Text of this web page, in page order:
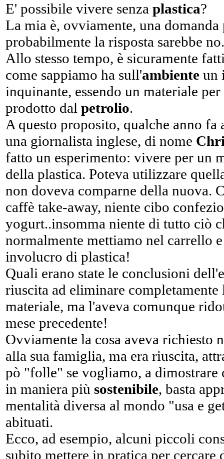
E' possibile vivere senza plastica?
La mia è, ovviamente, una
probabilmente la risposta sarebbe
Allo stesso tempo, è sicuramente
come sappiamo ha sull'ambiente un
inquinante, essendo un materiale
prodotto dal petrolio.
A questo proposito, qualche anno
una giornalista inglese, di nome
fatto un esperimento: vivere per un
della plastica. Poteva utilizzare
non doveva comparne della nuova.
caffè take-away, niente cibo
yogurt..insomma niente di tutto ciò
normalmente mettiamo nel carrello
involucro di plastica!
Quali erano state le conclusioni
riuscita ad eliminare
materiale, ma l'aveva comunque
mese precedente!
Ovviamente la cosa aveva richiesto
alla sua famiglia, ma era riuscita,
pò "folle" se vogliamo, a dimostrare
in maniera più sostenibile, basta
mentalità diversa al mondo "usa e
abituati.
Ecco, ad esempio, alcuni piccoli
subito mettere in pratica per